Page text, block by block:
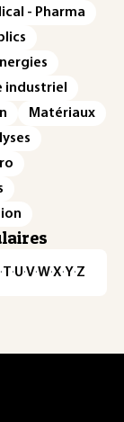
- Pharma
industriel
Matériaux
·T·U·V·W·X·Y·Z